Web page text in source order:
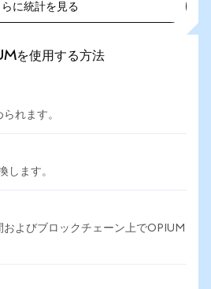
らに統計を見る
を使用する方法
れます。
します。
およびブロックチェーン上でOPIUM